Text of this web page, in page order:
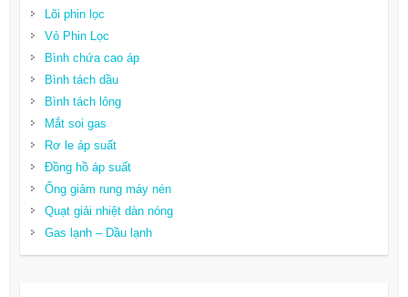
Lõi phin lọc
Vỏ Phin Lọc
Bình chứa cao áp
Bình tách dầu
Bình tách lỏng
Mắt soi gas
Rơ le áp suất
Đồng hồ áp suất
Ống giảm rung máy nén
Quạt giải nhiệt dàn nóng
Gas lạnh – Dầu lạnh